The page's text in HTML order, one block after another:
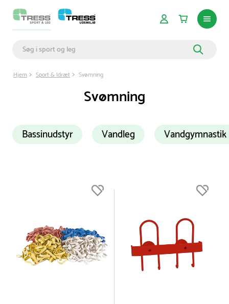
Hjem Sport & Idræt Svømning
Svømning
Bassinudstyr Vandleg Vandgymnastik